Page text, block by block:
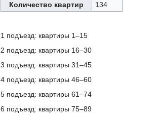
Количество квартир
134
1 подъезд: квартиры 1–15
2 подъезд: квартиры 16–30
3 подъезд: квартиры 31–45
4 подъезд: квартиры 46–60
5 подъезд: квартиры 61–74
6 подъезд: квартиры 75–89